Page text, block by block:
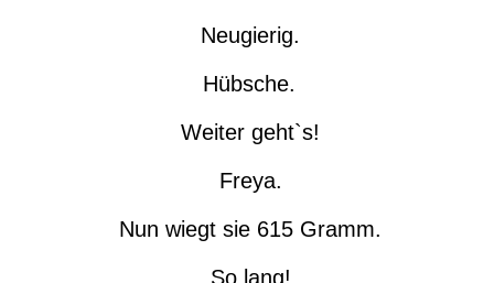
Neugierig.
Hübsche.
Weiter geht`s!
Freya.
Nun wiegt sie 615 Gramm.
So lang!